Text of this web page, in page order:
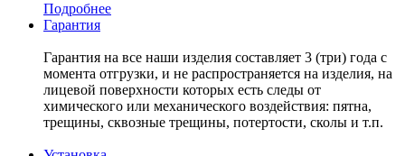
Подробнее
Гарантия
Гарантия на все наши изделия составляет 3 (три) года с
момента отгрузки, и не распространяется на изделия, на
лицевой поверхности которых есть следы от
химического или механического воздействия: пятна,
трещины, сквозные трещины, потертости, сколы и т.п.